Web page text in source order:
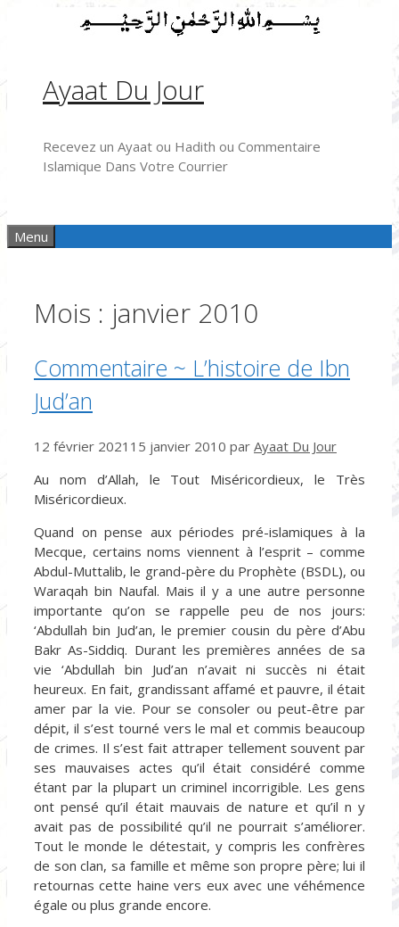
Ayaat Du Jour
Recevez un Ayaat ou Hadith ou Commentaire
Islamique Dans Votre Courrier
Menu
Mois : janvier 2010
Commentaire ~ L’histoire de Ibn
Jud’an
12 février 2021 15 janvier 2010 par Ayaat Du Jour
Au nom d’Allah, le Tout Miséricordieux, le Très
Miséricordieux.
Quand on pense aux périodes pré-islamiques à la
Mecque, certains noms viennent à l’esprit – comme
Abdul-Muttalib, le grand-père du Prophète (BSDL), ou
Waraqah bin Naufal. Mais il y a une autre personne
importante qu’on se rappelle peu de nos jours:
‘Abdullah bin Jud’an, le premier cousin du père d’Abu
Bakr As-Siddiq. Durant les premières années de sa
vie ‘Abdullah bin Jud’an n’avait ni succès ni était
heureux. En fait, grandissant affamé et pauvre, il était
amer par la vie. Pour se consoler ou peut-être par
dépit, il s’est tourné vers le mal et commis beaucoup
de crimes. Il s’est fait attraper tellement souvent par
ses mauvaises actes qu’il était considéré comme
étant par la plupart un criminel incorrigible. Les gens
ont pensé qu’il était mauvais de nature et qu’il n y
avait pas de possibilité qu’il ne pourrait s’améliorer.
Tout le monde le détestait, y compris les confrères
de son clan, sa famille et même son propre père; lui il
retournas cette haine vers eux avec une véhémence
égale ou plus grande encore.